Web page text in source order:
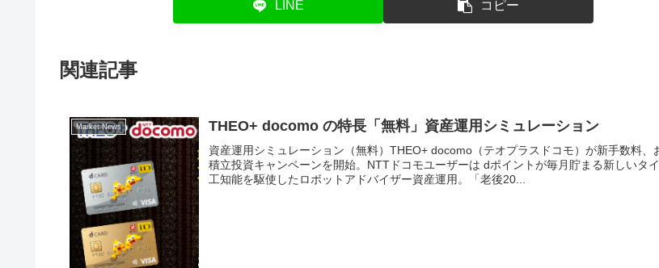
LINE コピー
関連記事
Market News THEO+ docomo の特長「無料」資産運用シミュレーション
資産運用シミュレーション（無料）THEO+ docomo（テオプラスドコモ）が新手数料、
積立投資キャンペーンを開始。NTTドコモユーザーは dポイントが毎月貯まる新しいタ
工知能を駆使したロボットアドバイザー資産運用。「老後20...